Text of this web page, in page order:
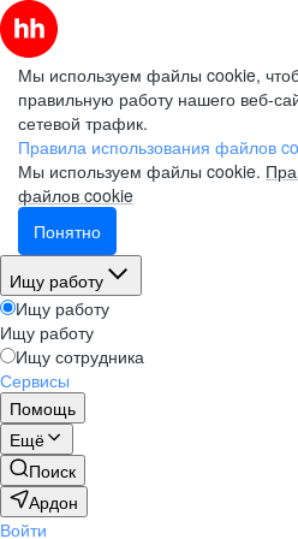
Мы используем файлы cookie,
правильную работу нашего веб-
сетевой трафик.
Правила использования файлов
Мы используем файлы cookie.
файлов cookie
Понятно
Ищу работу
Ищу работу
Ищу работу
Ищу сотрудника
Сервисы
Помощь
Ещё
Поиск
Ардон
Войти